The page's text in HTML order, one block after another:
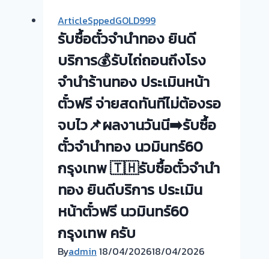
ทอง
รับ
ซื้อ
ทอง
นอก
สถาน
วัน
นี้
ให้
บริการ
ลูกค้า
บางรัก
พัฒนา
นนทบุรี
ครับ
ArticleSppedGOLD999
รับซื้อตั๋วจำนำทอง ยินดี
บริการ💰รับไถ่ถอนถึงโรง
จำนำร้านทอง ประเมินหน้า
ตั๋วฟรี จ่ายสดทันทีไม่ต้องรอ
จบไว📌ผลงานวันนี➡️รับซื้อ
ตั๋วจำนำทอง นวมินทร์60
กรุงเทพ 🇹🇭รับซื้อตั๋วจำนำ
ทอง ยินดีบริการ ประเมิน
หน้าตั๋วฟรี นวมินทร์60
กรุงเทพ ครับ
Byadmin 18/04/202618/04/2026